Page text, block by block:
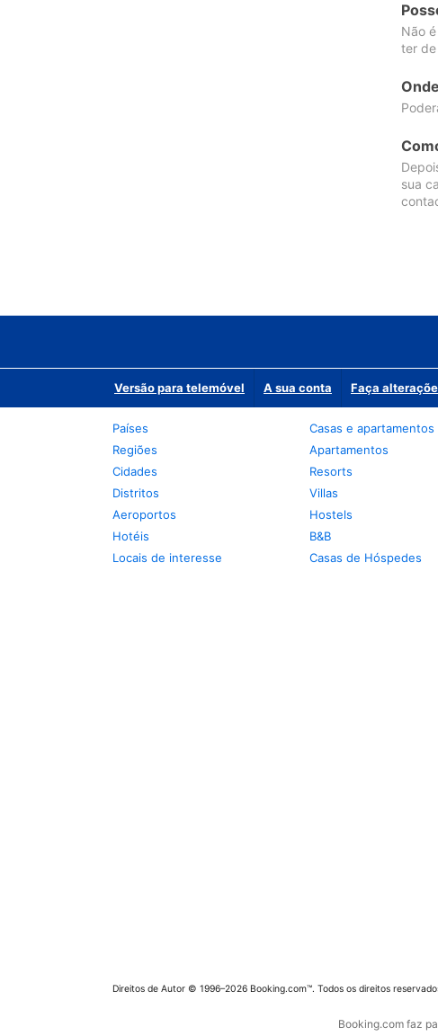
Não
ter
sua
Versão para telemóvel A sua conta Faça
Países
Regiões
Cidades
Distritos
Aeroportos
Hotéis
Locais de interesse
Casas e apartamentos
Apartamentos
Resorts
Villas
Hostels
B&B
Casas de Hóspedes
Direitos de Autor © 1996–2026 Booking.com™. Todos os direitos
Booking.com faz